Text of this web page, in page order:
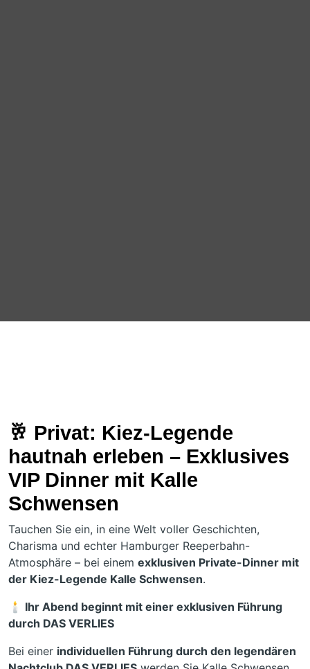
🥂 Privat: Kiez-Legende
hautnah erleben – Exklusives
VIP Dinner mit Kalle
Schwensen
Tauchen Sie ein, in eine Welt voller Geschichten,
Charisma und echter Hamburger Reeperbahn-
Atmosphäre – bei einem exklusiven Private-Dinner mit
der Kiez-Legende Kalle Schwensen.
🕯️ Ihr Abend beginnt mit einer exklusiven Führung
durch DAS VERLIES
Bei einer individuellen Führung durch den legendären